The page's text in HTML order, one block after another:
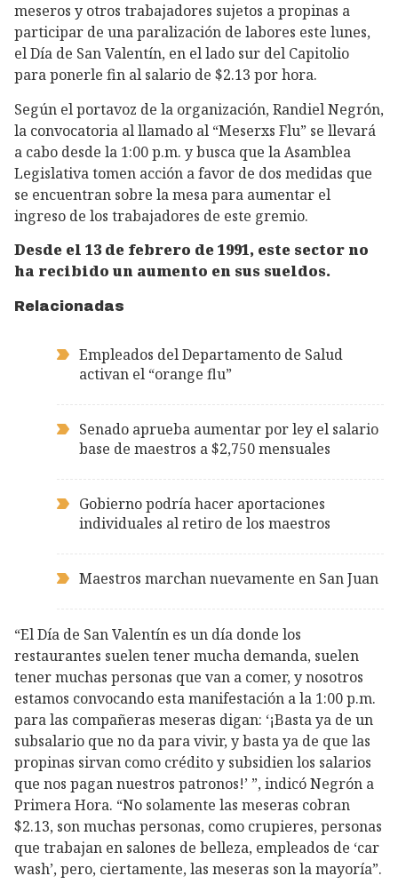
meseros y otros trabajadores sujetos a propinas a
participar de una paralización de labores este lunes,
el Día de San Valentín, en el lado sur del Capitolio
para ponerle fin al salario de $2.13 por hora.
Según el portavoz de la organización, Randiel Negrón,
la convocatoria al llamado al “Meserxs Flu” se llevará
a cabo desde la 1:00 p.m. y busca que la Asamblea
Legislativa tomen acción a favor de dos medidas que
se encuentran sobre la mesa para aumentar el
ingreso de los trabajadores de este gremio.
Desde el 13 de febrero de 1991, este sector no
ha recibido un aumento en sus sueldos.
Relacionadas
Empleados del Departamento de Salud
activan el “orange flu”
Senado aprueba aumentar por ley el salario
base de maestros a $2,750 mensuales
Gobierno podría hacer aportaciones
individuales al retiro de los maestros
Maestros marchan nuevamente en San Juan
“El Día de San Valentín es un día donde los
restaurantes suelen tener mucha demanda, suelen
tener muchas personas que van a comer, y nosotros
estamos convocando esta manifestación a la 1:00 p.m.
para las compañeras meseras digan: ‘¡Basta ya de un
subsalario que no da para vivir, y basta ya de que las
propinas sirvan como crédito y subsidien los salarios
que nos pagan nuestros patronos!’ ”, indicó Negrón a
Primera Hora. “No solamente las meseras cobran
$2.13, son muchas personas, como crupieres, personas
que trabajan en salones de belleza, empleados de ‘car
wash’, pero, ciertamente, las meseras son la mayoría”.